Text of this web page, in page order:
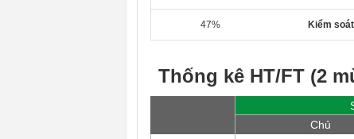
47% Kiểm
Thống kê HT/FT (2
Chủ